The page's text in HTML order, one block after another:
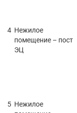
Нежилое
помещение – пост
ЭЦ
Нежилое